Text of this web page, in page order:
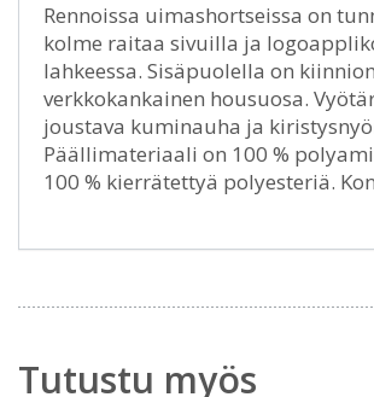
Rennoissa uimashortseissa on
kolme raitaa sivuilla ja
lahkeessa. Sisäpuolella on
verkkokankainen housuosa.
joustava kuminauha ja
Päällimateriaali on 100 %
100 % kierrätettyä polyesteriä.
Tutustu myös